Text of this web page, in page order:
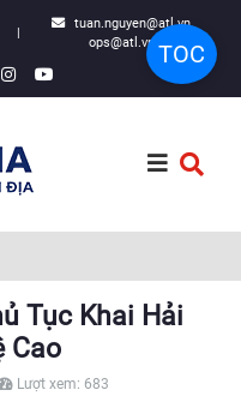
|
tuan.nguyen@atl.vn,
ops@atl.vn
Tục Khai Hải
Cao
Lượt xem: 683
TOC